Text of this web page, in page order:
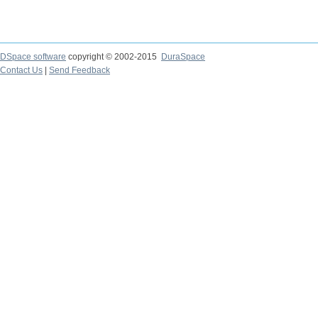
DSpace software copyright © 2002-2015
DuraSpace
Contact Us
Send Feedback